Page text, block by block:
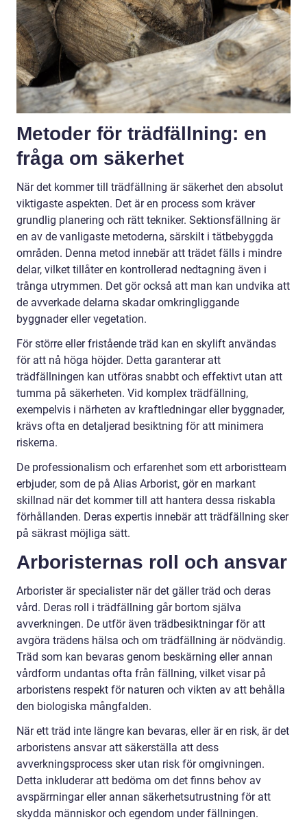
Metoder för trädfällning: en
fråga om säkerhet
När det kommer till trädfällning är säkerhet den absolut
viktigaste aspekten. Det är en process som kräver
grundlig planering och rätt tekniker. Sektionsfällning är
en av de vanligaste metoderna, särskilt i tätbebyggda
områden. Denna metod innebär att trädet fälls i mindre
delar, vilket tillåter en kontrollerad nedtagning även i
trånga utrymmen. Det gör också att man kan undvika att
de avverkade delarna skadar omkringliggande
byggnader eller vegetation.
För större eller fristående träd kan en skylift användas
för att nå höga höjder. Detta garanterar att
trädfällningen kan utföras snabbt och effektivt utan att
tumma på säkerheten. Vid komplex trädfällning,
exempelvis i närheten av kraftledningar eller byggnader,
krävs ofta en detaljerad besiktning för att minimera
riskerna.
De professionalism och erfarenhet som ett arboristteam
erbjuder, som de på Alias Arborist, gör en markant
skillnad när det kommer till att hantera dessa riskabla
förhållanden. Deras expertis innebär att trädfällning sker
på säkrast möjliga sätt.
Arboristernas roll och ansvar
Arborister är specialister när det gäller träd och deras
vård. Deras roll i trädfällning går bortom själva
avverkningen. De utför även trädbesiktningar för att
avgöra trädens hälsa och om trädfällning är nödvändig.
Träd som kan bevaras genom beskärning eller annan
vårdform undantas ofta från fällning, vilket visar på
arboristens respekt för naturen och vikten av att behålla
den biologiska mångfalden.
När ett träd inte längre kan bevaras, eller är en risk, är det
arboristens ansvar att säkerställa att dess
avverkningsprocess sker utan risk för omgivningen.
Detta inkluderar att bedöma om det finns behov av
avspärrningar eller annan säkerhetsutrustning för att
skydda människor och egendom under fällningen.